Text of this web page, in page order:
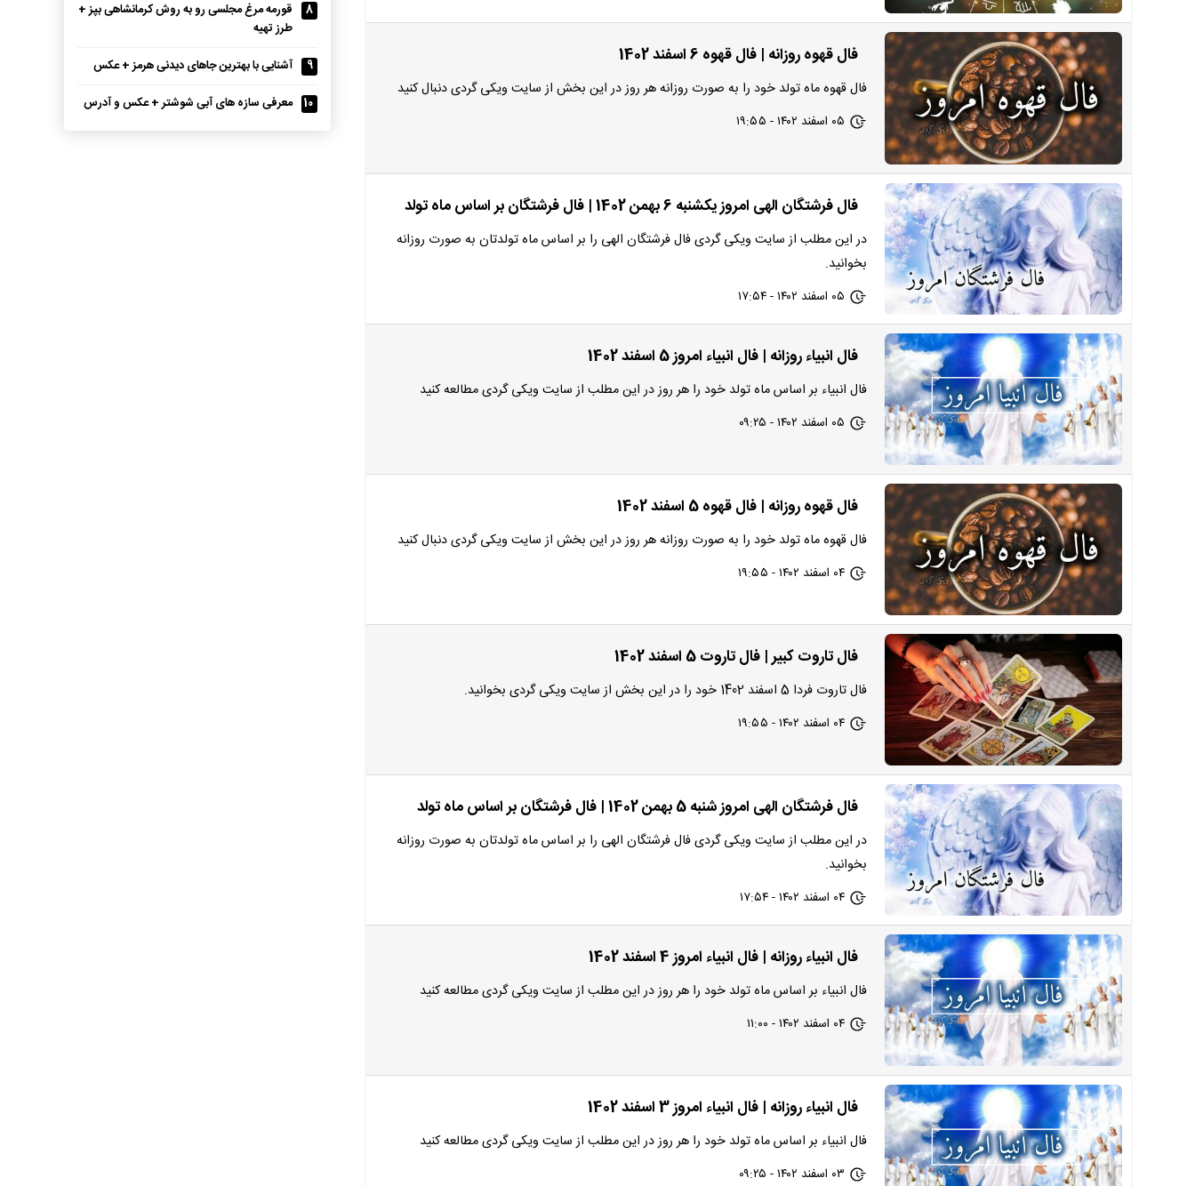
فال قهوه روزانه | فال قهوه 6 اسفند 1402
فال قهوه ماه تولد خود را به صورت روزانه هر روز در این بخش از سایت ویکی گردی دنبال کنید
۰۵ اسفند ۱۴۰۲ - ۱۹:۵۵
فال فرشتگان الهی امروز یکشنبه 6 بهمن 1402 | فال فرشتگان بر اساس ماه تولد
در این مطلب از سایت ویکی گردی فال فرشتگان الهی را بر اساس ماه تولدتان به صورت روزانه
بخوانید.
۰۵ اسفند ۱۴۰۲ - ۱۷:۵۴
فال انبیاء روزانه | فال انبیاء امروز 5 اسفند 1402
فال انبیاء بر اساس ماه تولد خود را هر روز در این مطلب از سایت ویکی گردی مطالعه کنید
۰۵ اسفند ۱۴۰۲ - ۰۹:۲۵
فال قهوه روزانه | فال قهوه 5 اسفند 1402
فال قهوه ماه تولد خود را به صورت روزانه هر روز در این بخش از سایت ویکی گردی دنبال کنید
۰۴ اسفند ۱۴۰۲ - ۱۹:۵۵
فال تاروت کبیر | فال تاروت 5 اسفند 1402
فال تاروت فردا 5 اسفند 1402 خود را در این بخش از سایت ویکی گردی بخوانید.
۰۴ اسفند ۱۴۰۲ - ۱۹:۵۵
فال فرشتگان الهی امروز شنبه 5 بهمن 1402 | فال فرشتگان بر اساس ماه تولد
در این مطلب از سایت ویکی گردی فال فرشتگان الهی را بر اساس ماه تولدتان به صورت روزانه
بخوانید.
۰۴ اسفند ۱۴۰۲ - ۱۷:۵۴
فال انبیاء روزانه | فال انبیاء امروز 4 اسفند 1402
فال انبیاء بر اساس ماه تولد خود را هر روز در این مطلب از سایت ویکی گردی مطالعه کنید
۰۴ اسفند ۱۴۰۲ - ۱۱:۰۰
فال انبیاء روزانه | فال انبیاء امروز 3 اسفند 1402
فال انبیاء بر اساس ماه تولد خود را هر روز در این مطلب از سایت ویکی گردی مطالعه کنید
۰۳ اسفند ۱۴۰۲ - ۰۹:۲۵
8
قورمه مرغ مجلسی رو به روش کرمانشاهی بپز +
طرز تهیه
9
آشنایی با بهترین جاهای دیدنی هرمز + عکس
10
معرفی سازه های آبی شوشتر + عکس و آدرس